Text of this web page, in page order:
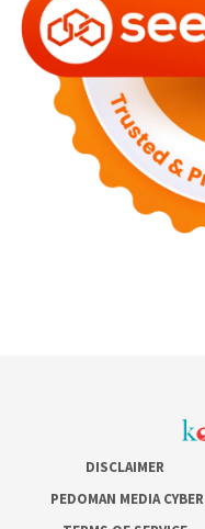
DISCLAIMER
PEDOMAN MEDIA CYBER